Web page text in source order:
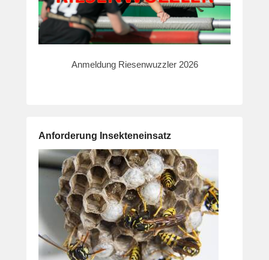
Anmeldung Riesenwuzzler 2026
Anforderung Insekteneinsatz